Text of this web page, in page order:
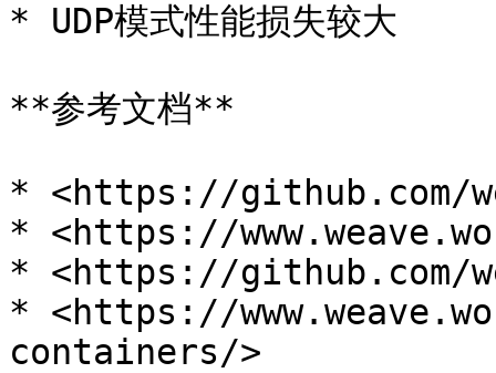
* UDP模式性能损失较大
**参考文档**
* <https://github.com/
* <https://
* <https://github.com/
* <https://
containers/>